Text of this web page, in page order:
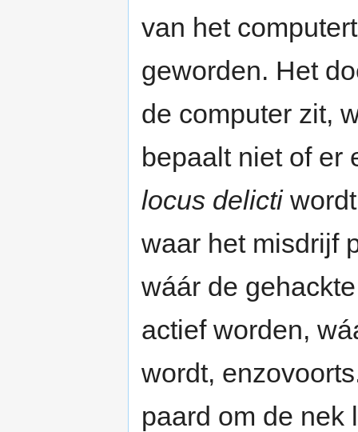
van het
geworden. Het
de computer zit,
bepaalt niet of er
locus delictiwordt
waar het misdrijf
wáár de
actief worden,
wordt,
paard om de nek